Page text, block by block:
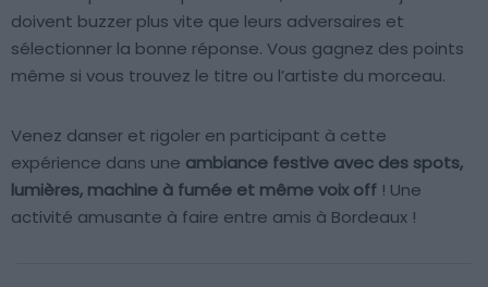
doivent buzzer plus vite que leurs adversaires et
sélectionner la bonne réponse. Vous gagnez des points
même si vous trouvez le titre ou l’artiste du morceau.
Venez danser et rigoler en participant à cette
expérience dans une ambiance festive avec des spots,
lumières, machine à fumée et même voix off ! Une
activité amusante à faire entre amis à Bordeaux !